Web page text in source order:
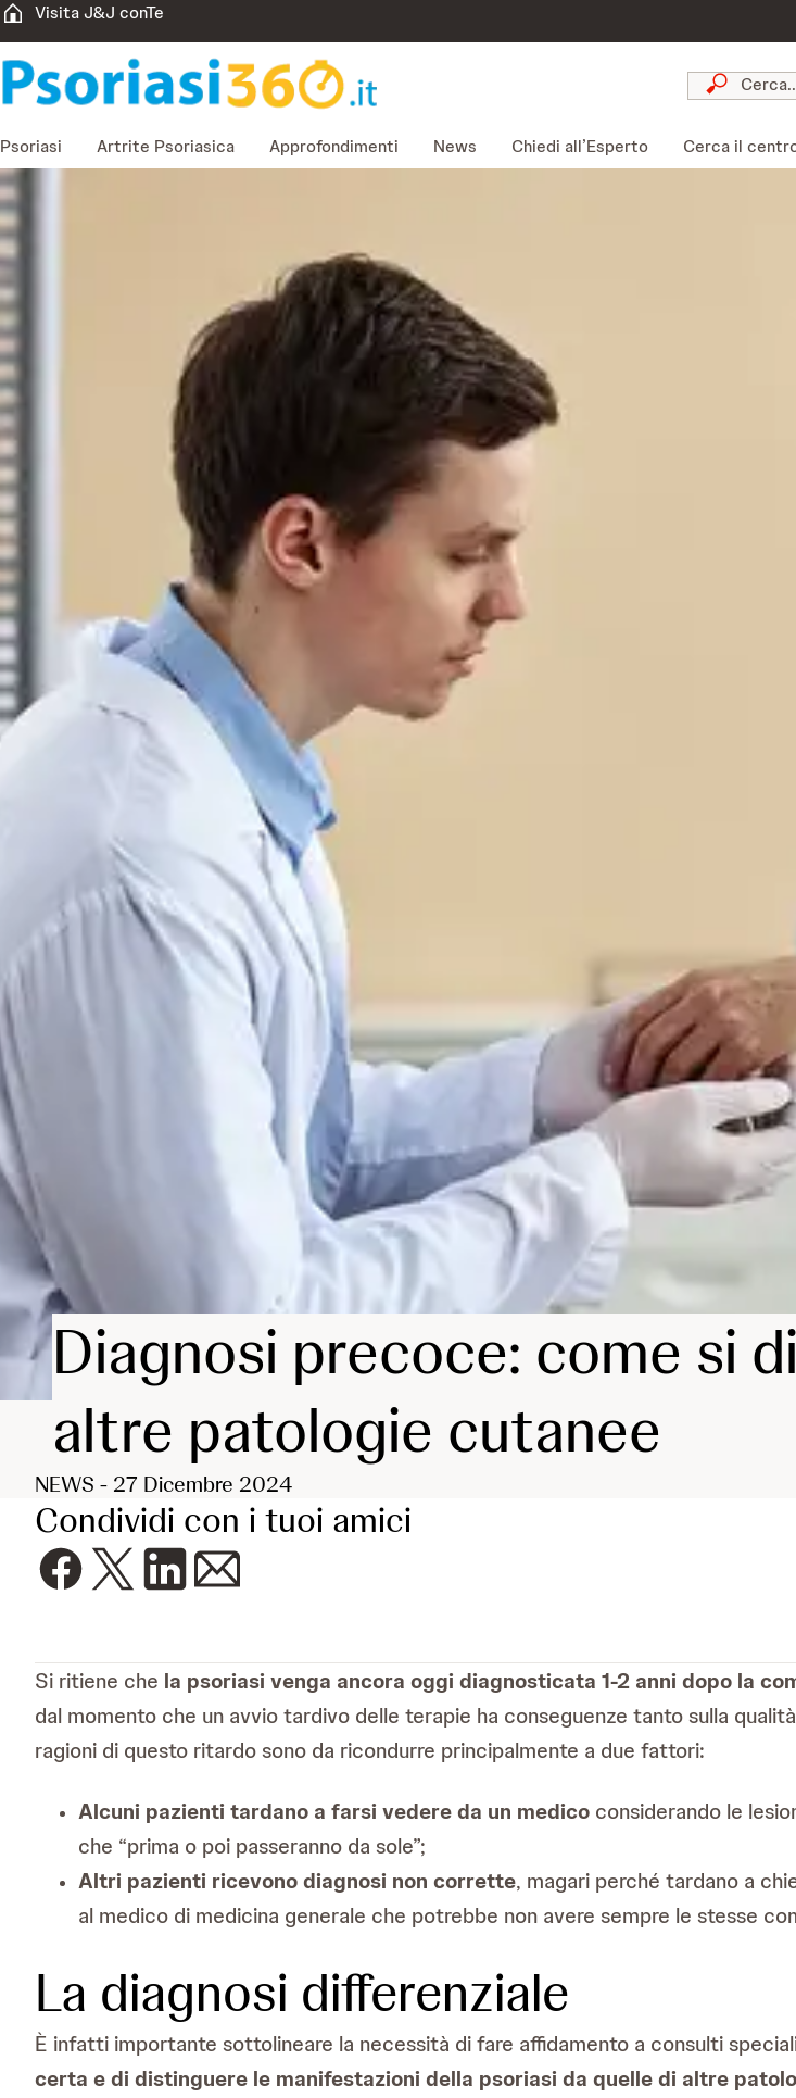
Visita J&J conTe
Psoriasi Artrite Psoriasica Approfondimenti News Chiedi all’Esperto Cerca il
Diagnosi precoce: come si
altre patologie cutanee
NEWS - 27 Dicembre 2024
Condividi con i tuoi amici
Si ritiene che la psoriasi venga ancora oggi diagnosticata 1-2 anni dopo la
dal momento che un avvio tardivo delle terapie ha conseguenze tanto sulla
ragioni di questo ritardo sono da ricondurre principalmente a due fattori:
Alcuni pazienti tardano a farsi vedere da un medico considerando le
che “prima o poi passeranno da sole”;
Altri pazienti ricevono diagnosi non corrette, magari perché tardano a
al medico di medicina generale che potrebbe non avere sempre le stesse
La diagnosi differenziale
È infatti importante sottolineare la necessità di fare affidamento a consulti
certa e di distinguere le manifestazioni della psoriasi da quelle di altre